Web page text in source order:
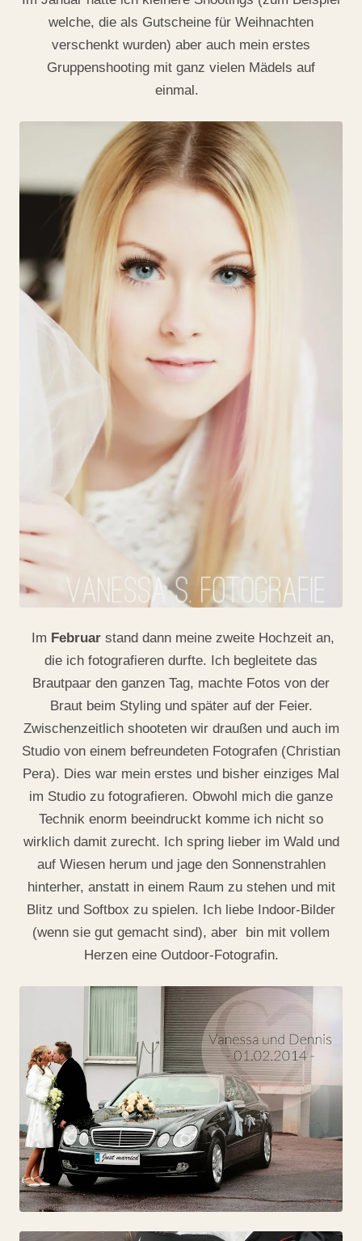
welche, die als Gutscheine für Weihnachten
verschenkt wurden) aber auch mein erstes
Gruppenshooting mit ganz vielen Mädels auf
einmal.
Im Februar stand dann meine zweite Hochzeit an,
die ich fotografieren durfte. Ich begleitete das
Brautpaar den ganzen Tag, machte Fotos von der
Braut beim Styling und später auf der Feier.
Zwischenzeitlich shooteten wir draußen und auch im
Studio von einem befreundeten Fotografen (Christian
Pera). Dies war mein erstes und bisher einziges Mal
im Studio zu fotografieren. Obwohl mich die ganze
Technik enorm beeindruckt komme ich nicht so
wirklich damit zurecht. Ich spring lieber im Wald und
auf Wiesen herum und jage den Sonnenstrahlen
hinterher, anstatt in einem Raum zu stehen und mit
Blitz und Softbox zu spielen. Ich liebe Indoor-Bilder
(wenn sie gut gemacht sind), aber bin mit vollem
Herzen eine Outdoor-Fotografin.